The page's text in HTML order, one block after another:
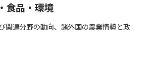
食品・環境
関連分野の動向、諸外国の農業情勢と政